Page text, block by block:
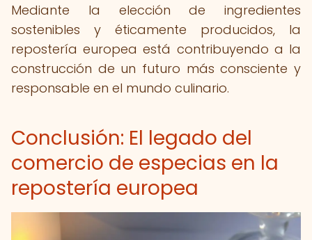
Mediante la elección de ingredientes
sostenibles y éticamente producidos, la
repostería europea está contribuyendo a la
construcción de un futuro más consciente y
responsable en el mundo culinario.
Conclusión: El legado del
comercio de especias en la
repostería europea